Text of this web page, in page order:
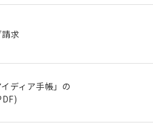
求
イディア手帳」の